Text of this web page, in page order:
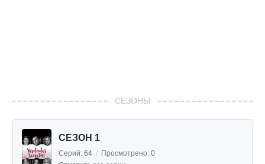
СЕЗОНЫ
СЕЗОН 1
Серий: 64 / Просмотрено: 0